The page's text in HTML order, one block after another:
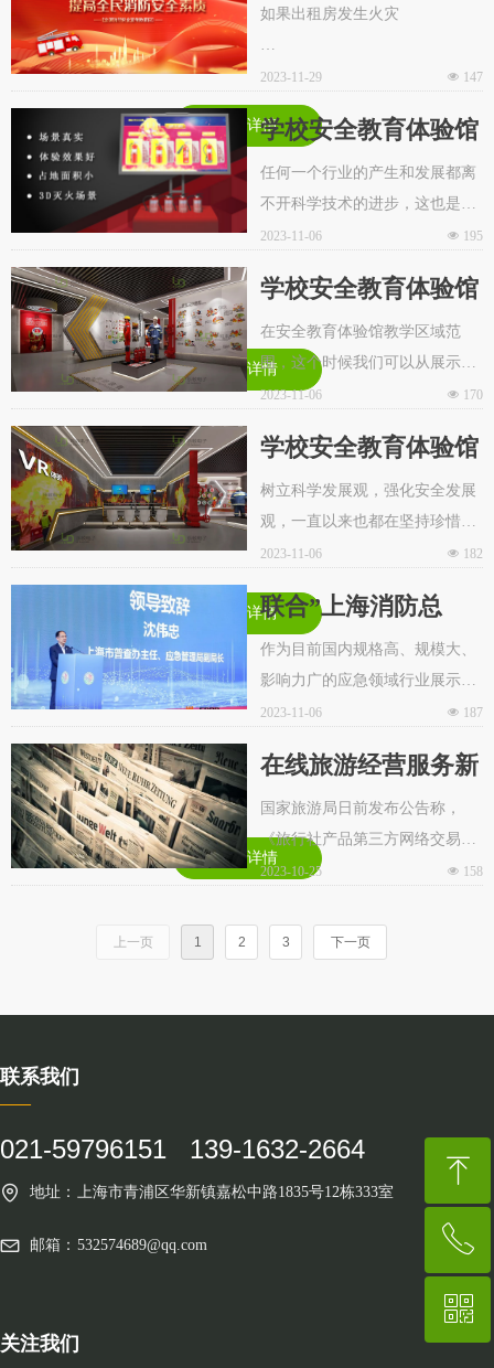
爆燃，租户受伤，谁
来负责？法院这样判
如果出租房发生火灾
房东和租户各自应该承担什么责
任？
损失由谁来赔付？
넶 147
2023-11-29
学校安全教育体验馆
的一些知识？
任何一个行业的产生和发展都离
不开科学技术的进步，这也是市
场需求量不断扩大产生的对行业
不断更新换代，那么学校安全教
育体验馆作为一个对学生安全教
育有特别有效的基地，它的一些
知识都是哪些，下面就它的相关
大家有所帮助。
넶 195
2023-11-06
学校安全教育体验馆
的特点有哪些？
在安全教育体验馆教学区域范
围，这个时候我们可以从展示
板，灯箱中的数据学习更多安全
况，我们将会把发生前后的情况
进行比照，能够让我们更真切的
见到灾害的恐怖性。下面为大家
说下学校安全教育体验馆的特点
넶 170
2023-11-06
学校安全教育体验馆
是什么？
树立科学发展观，强化安全发展
观，一直以来也都在坚持珍惜生
命，围绕创建“安全城市”目标，
教育。加强教育的一步是建立学
校安全教育体验馆。下面为大家
说下学校安全教育体验馆的优点
有哪些？
넶 182
2023-11-06
联合”上海消防总
队“参与长三角应急
博览会_上海乐敦电
作为目前国内规格高、规模大、
影响力广的应急领域行业展示及
交流平台，长三角国际应急减灾
理、灾害普查、城市安全、智慧
消防、应急救援、矿山安全、核
与辐射安全、综合减灾、安全生
产、危化品管理、智慧城市、安
同谋划推动应急管理事业高质量
发展。
넶 187
2023-11-06
在线旅游经营服务新
规今起施行 黑户难
立足
国家旅游局日前发布公告称，
《旅行社产品第三方网络交易平
台经营和服务要求》、《旅行社
业行业标准获批，将于7月1日起
实施。其中第一项新规是对在线
넶 158
2023-10-25
上一页 1 2 3 下一页
了解详情
了解详情
了解详情
了解详情
联系我们
——
021-59796151 139-1632-2664
地址： 上海市青浦区华新镇嘉松中路1835号12栋333室
邮箱： 532574689@qq.com
关注我们
ꁸ
回到顶部
ꂅ
021-59796151
ꀥ